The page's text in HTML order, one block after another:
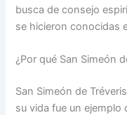
busca de consejo
se hicieron conocidas
¿Por qué San Simeón
San Simeón de
su vida fue un ejemplo